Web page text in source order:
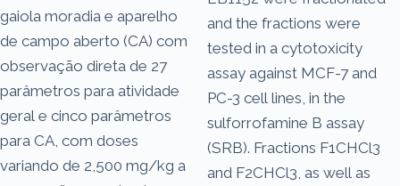
gaiola moradia e aparelho
de campo aberto (CA) com
observação direta de 27
parâmetros para atividade
geral e cinco parâmetros
para CA, com doses
variando de 2,500 mg/kg a
and the fractions were
tested in a cytotoxicity
assay against MCF-7 and
PC-3 cell lines, in the
sulforrofamine B assay
(SRB). Fractions F1CHCl3
and F2CHCl3, as well as